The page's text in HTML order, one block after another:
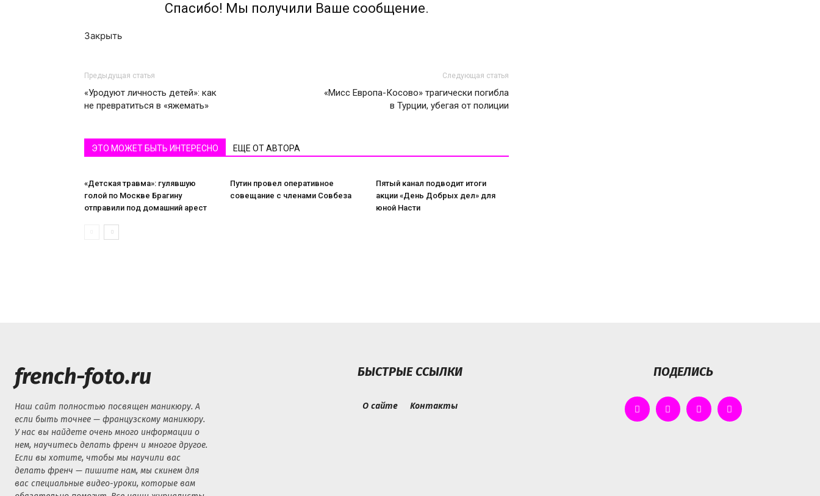
Спасибо! Мы получили Ваше сообщение.
Закрыть
Предыдущая статья
«Уродуют личность детей»: как
не превратиться в «яжемать»
Следующая статья
«Мисс Европа-Косово» трагически погибла
в Турции, убегая от полиции
ЭТО МОЖЕТ БЫТЬ ИНТЕРЕСНО ЕЩЕ ОТ АВТОРА
«Детская травма»: гулявшую
голой по Москве Брагину
отправили под домашний арест
Путин провел оперативное
совещание с членами Совбеза
Пятый канал подводит итоги
акции «День Добрых дел» для
юной Насти
french-foto.ru
Наш сайт полностью посвящен маникюру. А
если быть точнее — французскому маникюру.
У нас вы найдете очень много информации о
нем, научитесь делать френч и многое другое.
Если вы хотите, чтобы мы научили вас
делать френч — пишите нам, мы скинем для
вас специальные видео-уроки, которые вам
БЫСТРЫЕ ССЫЛКИ
О сайте Контакты
ПОДЕЛИСЬ